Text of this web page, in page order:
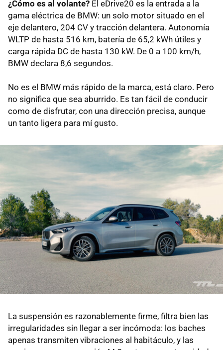
¿Cómo es al volante? El eDrive20 es la entrada a la
gama eléctrica de BMW: un solo motor situado en el
eje delantero, 204 CV y tracción delantera. Autonomía
WLTP de hasta 516 km, batería de 65,2 kWh útiles y
carga rápida DC de hasta 130 kW. De 0 a 100 km/h,
BMW declara 8,6 segundos.
No es el BMW más rápido de la marca, está claro. Pero
no significa que sea aburrido. Es tan fácil de conducir
como de disfrutar, con una dirección precisa, aunque
un tanto ligera para mí gusto.
La suspensión es razonablemente firme, filtra bien las
irregularidades sin llegar a ser incómoda: los baches
apenas transmiten vibraciones al habitáculo, y las